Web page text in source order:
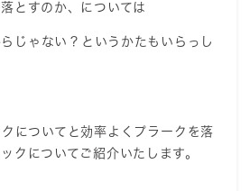
とすのか、については
じゃない？というかたもいらっし
についてと効率よくプラークを落
クについてご紹介いたします。